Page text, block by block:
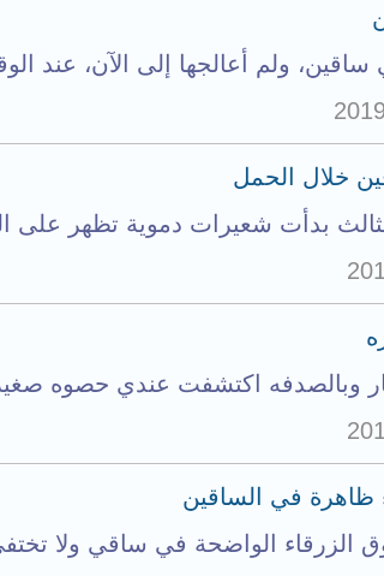
ساقين، ولم أعالجها إلى الآن، عند
خلال الحمل
بدأت شعيرات دموية تظهر على
وبالصدفه اكتشفت عندي حصوه
ظاهرة في الساقين
الزرقاء الواضحة في ساقي ولا